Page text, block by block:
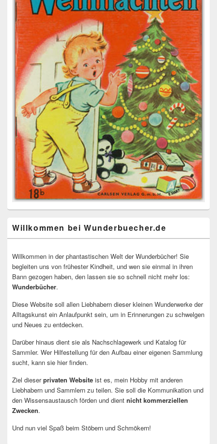
Willkommen bei Wunderbuecher.de
Willkommen in der phantastischen Welt der Wunderbücher! Sie
begleiten uns von frühester Kindheit, und wen sie einmal in ihren
Bann gezogen haben, den lassen sie so schnell nicht mehr los:
Wunderbücher.
Diese Website soll allen Liebhabern dieser kleinen Wunderwerke der
Alltagskunst ein Anlaufpunkt sein, um in Erinnerungen zu schwelgen
und Neues zu entdecken.
Darüber hinaus dient sie als Nachschlagewerk und Katalog für
Sammler. Wer Hilfestellung für den Aufbau einer eigenen Sammlung
sucht, kann sie hier finden.
Ziel dieserprivaten Website ist es, mein Hobby mit anderen
Liebhabern und Sammlern zu teilen. Sie soll die Kommunikation und
den Wissensaustausch förden und dient nicht kommerziellen
Zwecken.
Und nun viel Spaß beim Stöbern und Schmökern!